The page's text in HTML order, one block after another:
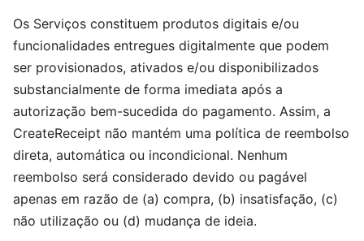
Os Serviços constituem produtos digitais e/ou
funcionalidades entregues digitalmente que podem
ser provisionados, ativados e/ou disponibilizados
substancialmente de forma imediata após a
autorização bem-sucedida do pagamento. Assim, a
CreateReceipt não mantém uma política de reembolso
direta, automática ou incondicional. Nenhum
reembolso será considerado devido ou pagável
apenas em razão de (a) compra, (b) insatisfação, (c)
não utilização ou (d) mudança de ideia.